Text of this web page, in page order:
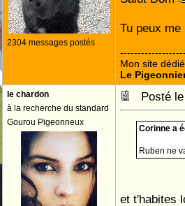
2304 messages postés
Tu peux
Mon site
Le
le chardon
à la recherche du standard
Gourou Pigeonneux
Posté
Corinne a
Ruben ne
et t'habites